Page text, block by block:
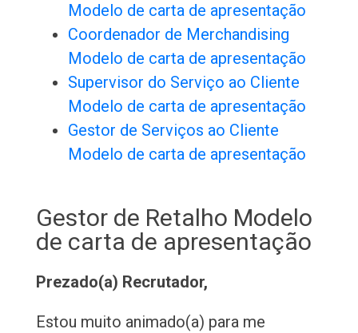
Modelo de carta de apresentação
Coordenador de Merchandising
Modelo de carta de apresentação
Supervisor do Serviço ao Cliente
Modelo de carta de apresentação
Gestor de Serviços ao Cliente
Modelo de carta de apresentação
Gestor de Retalho Modelo
de carta de apresentação
Prezado(a) Recrutador,
Estou muito animado(a) para me